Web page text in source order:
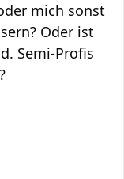
mich sonst
Oder ist
Semi-Profis